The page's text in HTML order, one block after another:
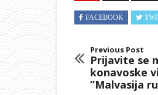
FACEBOOK
Previous Post
Prijavite se
konavoske
”Malvasija